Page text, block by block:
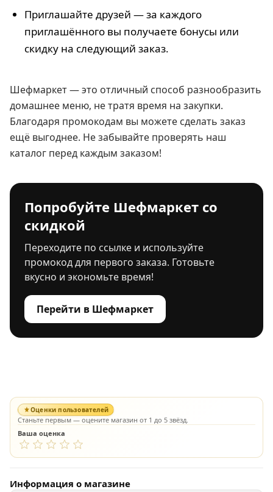
Приглашайте друзей — за каждого
приглашённого вы получаете бонусы или
скидку на следующий заказ.
Шефмаркет — это отличный способ разнообразить
домашнее меню, не тратя время на закупки.
Благодаря промокодам вы можете сделать заказ
ещё выгоднее. Не забывайте проверять наш
каталог перед каждым заказом!
Попробуйте Шефмаркет со
скидкой
Переходите по ссылке и используйте
промокод для первого заказа. Готовьте
вкусно и экономьте время!
Перейти в Шефмаркет
Оценки пользователей
Станьте первым — оцените магазин от 1 до 5 звёзд.
Ваша оценка
Информация о магазине